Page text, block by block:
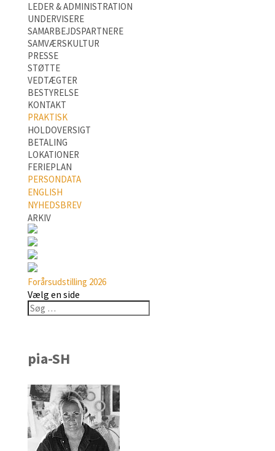
LEDER & ADMINISTRATION
UNDERVISERE
SAMARBEJDSPARTNERE
SAMVÆRSKULTUR
PRESSE
STØTTE
VEDTÆGTER
BESTYRELSE
KONTAKT
PRAKTISK
HOLDOVERSIGT
BETALING
LOKATIONER
FERIEPLAN
PERSONDATA
ENGLISH
NYHEDSBREV
ARKIV
Forårsudstilling 2026
Vælg en side
pia-SH